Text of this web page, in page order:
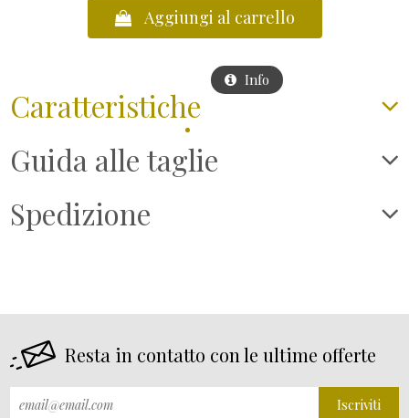
Aggiungi al carrello
Vai al carrelloInfo
Caratteristiche
Guida alle taglie
Spedizione
Resta in contatto con le ultime offerte
Iscriviti